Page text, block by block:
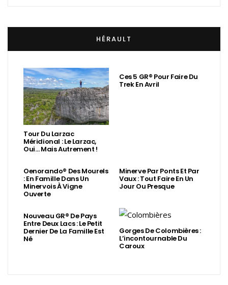
HÉRAULT
Tour Du Larzac
Méridional : Le Larzac,
Oui… Mais Autrement !
Ces 5 GR® Pour Faire Du
Trek En Avril
Oenorando® Des Mourels
: En Famille Dans Un
Minervois À Vigne
Ouverte
Minerve Par Ponts Et Par
Vaux : Tout Faire En Un
Jour Ou Presque
Nouveau GR® De Pays
Entre Deux Lacs : Le Petit
Dernier De La Famille Est
Né
Gorges De Colombières :
L’incontournable Du
Caroux